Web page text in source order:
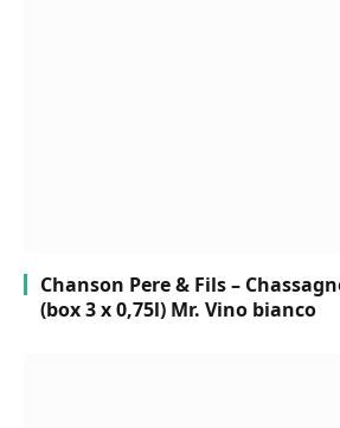
Chanson Pere & Fils –
(box 3 x 0,75l) Mr. Vino bianco